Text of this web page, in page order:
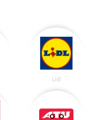
Lidl